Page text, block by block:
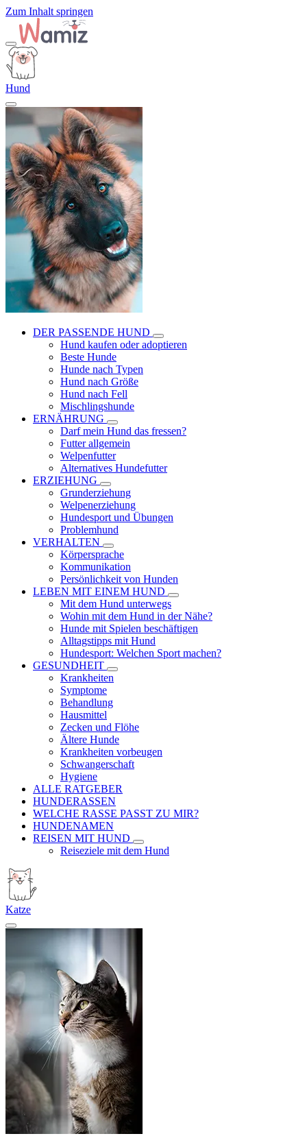
Zum Inhalt springen
Hund
DER PASSENDE HUND
Hund kaufen oder adoptieren
Beste Hunde
Hunde nach Typen
Hund nach Größe
Hund nach Fell
Mischlingshunde
ERNÄHRUNG
Darf mein Hund das fressen?
Futter allgemein
Welpenfutter
Alternatives Hundefutter
ERZIEHUNG
Grunderziehung
Welpenerziehung
Hundesport und Übungen
Problemhund
VERHALTEN
Körpersprache
Kommunikation
Persönlichkeit von Hunden
LEBEN MIT EINEM HUND
Mit dem Hund unterwegs
Wohin mit dem Hund in der Nähe?
Hunde mit Spielen beschäftigen
Alltagstipps mit Hund
Hundesport: Welchen Sport machen?
GESUNDHEIT
Krankheiten
Symptome
Behandlung
Hausmittel
Zecken und Flöhe
Ältere Hunde
Krankheiten vorbeugen
Schwangerschaft
Hygiene
ALLE RATGEBER
HUNDERASSEN
WELCHE RASSE PASST ZU MIR?
HUNDENAMEN
REISEN MIT HUND
Reiseziele mit dem Hund
Katze